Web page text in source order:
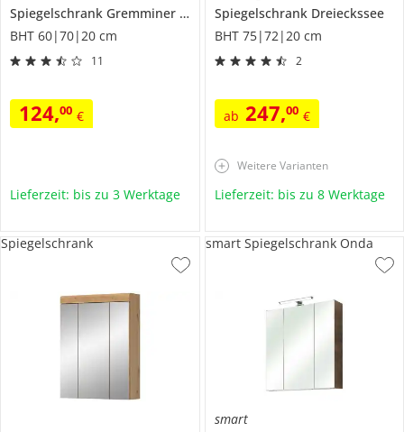
Spiegelschrank Gremminer See
BHT 60|70|20 cm
11
124,00 €
Lieferzeit: bis zu 3 Werktage
Spiegelschrank Dreieckssee
BHT 75|72|20 cm
2
ab 247,00 €
Weitere Varianten
Lieferzeit: bis zu 8 Werktage
Spiegelschrank
smart
smart Spiegelschrank Onda